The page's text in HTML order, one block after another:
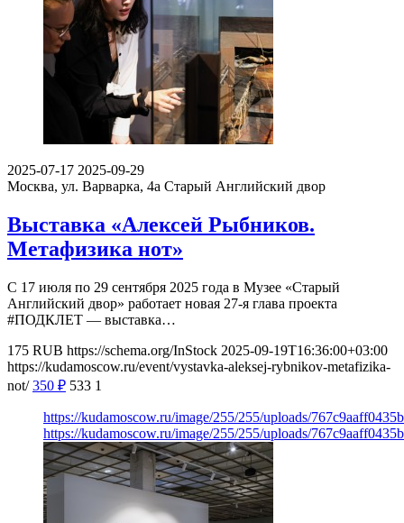
2025-07-17 2025-09-29
Москва, ул. Варварка, 4а Старый Английский двор
Выставка «Алексей Рыбников.
Метафизика нот»
С 17 июля по 29 сентября 2025 года в Музее «‎Старый
Английский двор» работает новая 27-я глава проекта
#ПОДКЛЕТ — выставка…
175 RUB https://schema.org/InStock 2025-09-19T16:36:00+03:00
https://kudamoscow.ru/event/vystavka-aleksej-rybnikov-metafizika-
not/ 350 ₽ 533 1
https://kudamoscow.ru/image/255/255/uploads/
https://kudamoscow.ru/image/255/255/uploads/